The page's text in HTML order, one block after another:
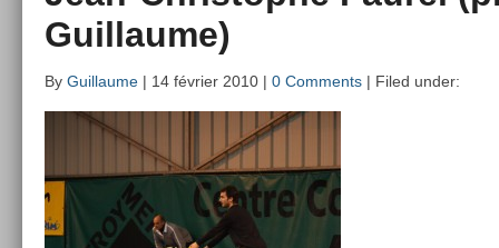
Guillaume)
By Guillaume | 14 février 2010 | 0 Comments | Filed under: